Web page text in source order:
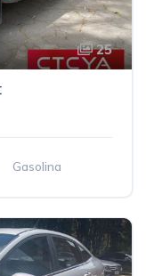
25
Gasolina